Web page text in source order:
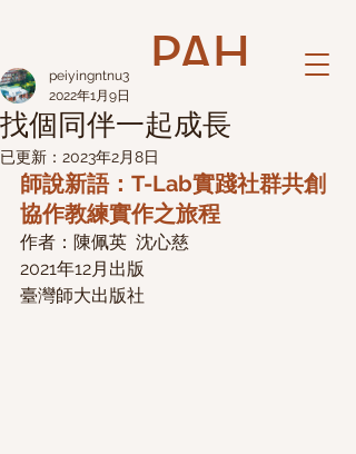
PAH
找個同伴一起成長
peiyingntnu3
2022年1月9日
已更新： 2023年2月8日
師說新語：T-Lab實踐社群共創
協作教練實作之旅程
作者：陳佩英  沈心慈
2021年12月出版
臺灣師大出版社